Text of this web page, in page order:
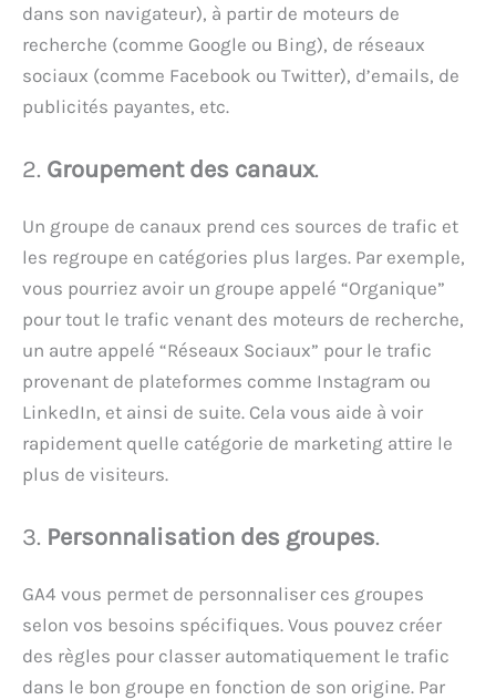
dans son navigateur), à partir de moteurs de
recherche (comme Google ou Bing), de réseaux
sociaux (comme Facebook ou Twitter), d’emails, de
publicités payantes, etc.
2. Groupement des canaux.
Un groupe de canaux prend ces sources de trafic et
les regroupe en catégories plus larges. Par exemple,
vous pourriez avoir un groupe appelé “Organique”
pour tout le trafic venant des moteurs de recherche,
un autre appelé “Réseaux Sociaux” pour le trafic
provenant de plateformes comme Instagram ou
LinkedIn, et ainsi de suite. Cela vous aide à voir
rapidement quelle catégorie de marketing attire le
plus de visiteurs.
3. Personnalisation des groupes.
GA4 vous permet de personnaliser ces groupes
selon vos besoins spécifiques. Vous pouvez créer
des règles pour classer automatiquement le trafic
dans le bon groupe en fonction de son origine. Par